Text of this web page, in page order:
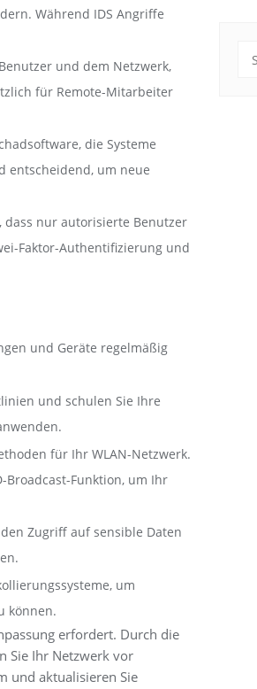
Während IDS Angriffe
und dem Netzwerk,
für Remote-Mitarbeiter
die Systeme
entscheidend, um neue
nur autorisierte Benutzer
Faktor-Authentifizierung und
und Geräte regelmäßig
und schulen Sie Ihre
für Ihr WLAN-Netzwerk.
Broadcast-Funktion, um Ihr
Zugriff auf sensible Daten
um
können.
erfordert. Durch die
Sie Ihr Netzwerk vor
und aktualisieren Sie